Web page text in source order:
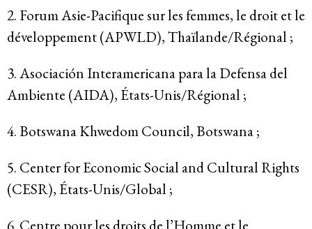
2. Forum Asie-Pacifique sur les femmes, le droit et le
développement (APWLD), Thaïlande/Régional ;
3. Asociación Interamericana para la Defensa del
Ambiente (AIDA), États-Unis/Régional ;
4. Botswana Khwedom Council, Botswana ;
5. Center for Economic Social and Cultural Rights
(CESR), États-Unis/Global ;